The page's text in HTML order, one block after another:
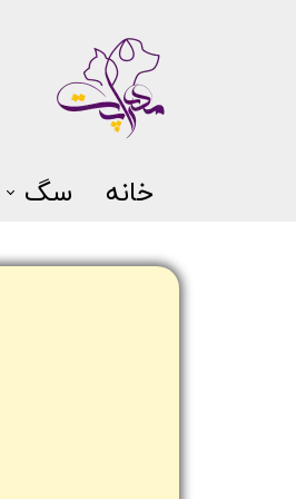
خانه سگ